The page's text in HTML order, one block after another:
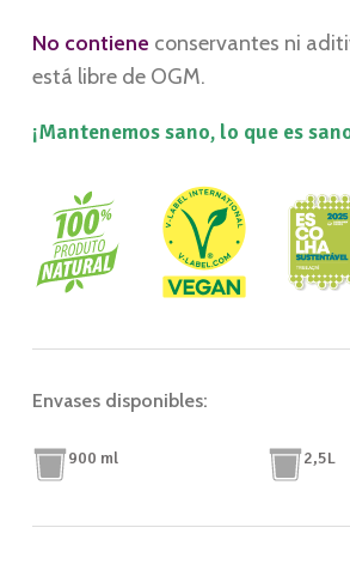
No contiene conservantes ni
está libre de OGM.
¡Mantenemos sano, lo que es
Envases disponibles:
900 ml 2,5L